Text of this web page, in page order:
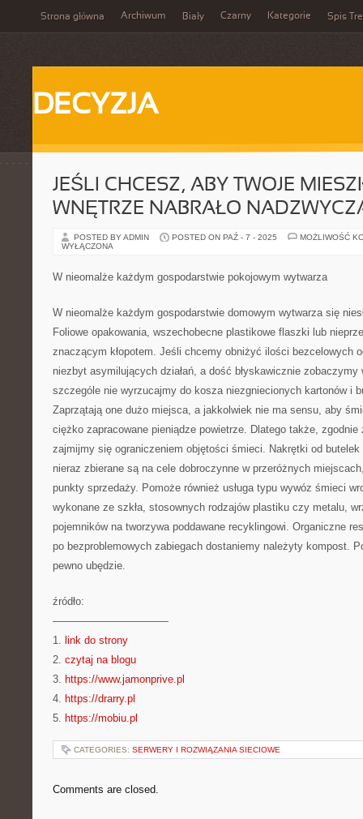
Strona główna Archiwum Biały Czarny Kategorie Spis
DECYZJA
JEŚLI CHCESZ, ABY TWOJE
WNĘTRZE NABRAŁO
POSTED BY ADMIN POSTED ON PAŹ - 7 - 2025
MOŻLIWOŚĆ
WYŁĄCZONA
W nieomalże każdym gospodarstwie pokojowym wytwarza
W nieomalże każdym gospodarstwie domowym wytwarza się
Foliowe opakowania, wszechobecne plastikowe flaszki lub
znaczącym kłopotem. Jeśli chcemy obniżyć ilości bezcelowych
niezbyt asymilujących działań, a dość błyskawicznie
szczególe nie wyrzucajmy do kosza niezgniecionych kartonów i
Zaprzątają one dużo miejsca, a jakkolwiek nie ma sensu, aby
ciężko zapracowane pieniądze powietrze. Dlatego także,
zajmijmy się ograniczeniem objętości śmieci. Nakrętki od
nieraz zbierane są na cele dobroczynne w przeróżnych
punkty sprzedaży. Pomoże również usługa typu wywóz śmieci
wykonane ze szkła, stosownych rodzajów plastiku czy metalu,
pojemników na tworzywa poddawane recyklingowi. Organiczne
po bezproblemowych zabiegach dostaniemy należyty kompost.
pewno ubędzie.
źródło:
———————————
1. link do strony
2. czytaj na blogu
3. https://www.jamonprive.pl
4. https://drarry.pl
5. https://mobiu.pl
CATEGORIES: SERWERY I ROZWIĄZANIA SIECIOWE
Comments are closed.